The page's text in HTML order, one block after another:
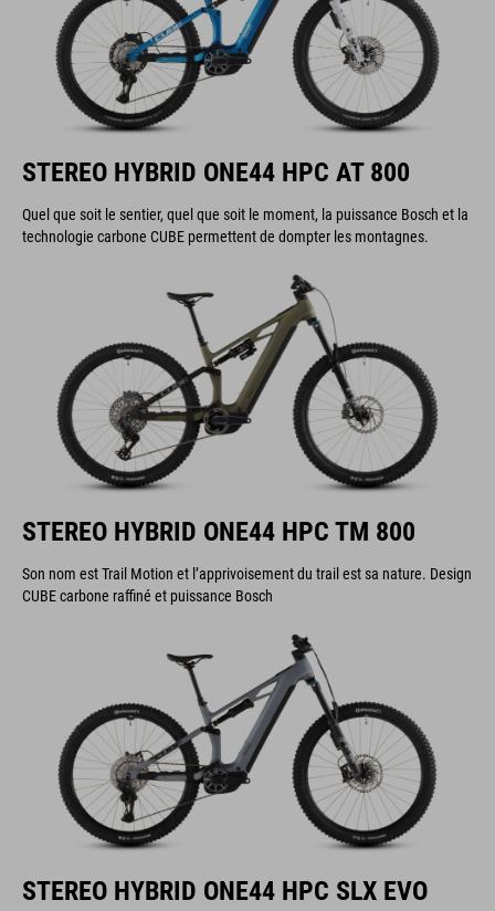
STEREO HYBRID ONE44 HPC AT 800
Quel que soit le sentier, quel que soit le moment, la puissance Bosch et la
technologie carbone CUBE permettent de dompter les montagnes.
STEREO HYBRID ONE44 HPC TM 800
Son nom est Trail Motion et l’apprivoisement du trail est sa nature. Design
CUBE carbone raffiné et puissance Bosch
STEREO HYBRID ONE44 HPC SLX EVO